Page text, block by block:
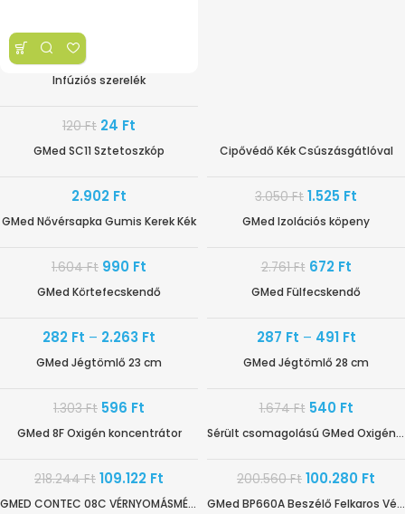
Infúziós szerelék
120Ft 24 Ft
GMed SC11 Sztetoszkóp
2.902 Ft
-50%
Cipővédő Kék Csúszásgátlóval
3.050Ft 1.525 Ft
-38%
GMed Nővérsapka Gumis Kerek Kék
1.604Ft 990 Ft
GMed Izolációs köpeny
2.761Ft 672 Ft
AKÁR -88%
GMed Körtefecskendő
282 Ft – 2.263 Ft
GMed Fülfecskendő
287 Ft – 491 Ft
GMed Jégtömlő 23 cm
1.303Ft 596 Ft
GMed Jégtömlő 28 cm
1.674Ft 540 Ft
-50%
GMed 8F Oxigén koncentrátor
218.244Ft 109.122 Ft
CSOMAGOLÁSSÉRÜLT
-50%
Sérült csomagolású GMed Oxigén Koncentrátor
200.560Ft 100.280 Ft
GMED CONTEC 08C VÉRNYOMÁSMÉRŐ – FELKAROS BESZÉLŐ GMed BP660A Beszélő Felkaros Vérnyomásmérő